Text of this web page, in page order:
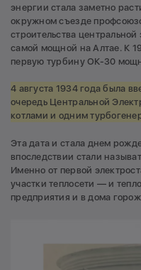
энергии стала заметно
окружном съезде
строительства
самой мощной на Алтае. К
первую турбину ОК-30
4 августа 1934 года была
очередь Центральной
котлами и одним
Эта дата и стала днем
впоследствии стали
Именно от первой
участки теплосети — и
предприятия и в дома